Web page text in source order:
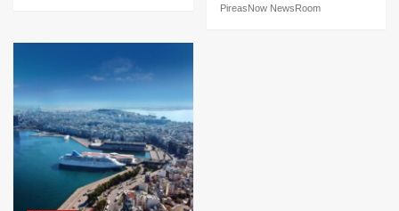
PireasNow NewsRoom